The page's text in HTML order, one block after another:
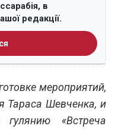
в
редакції.
мероприятий,
Шевченка, и
«Встреча